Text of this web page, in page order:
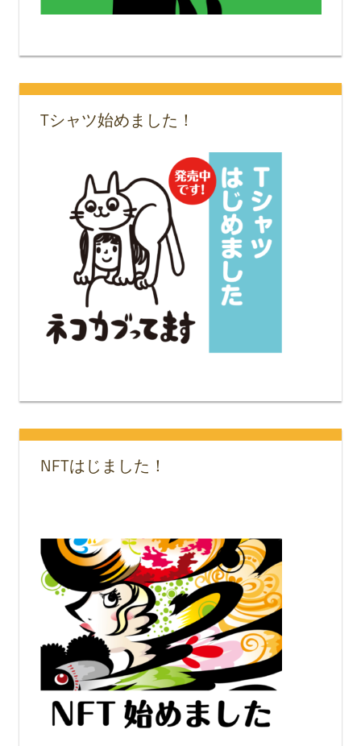
Tシャツ始めました！
NFTはじました！